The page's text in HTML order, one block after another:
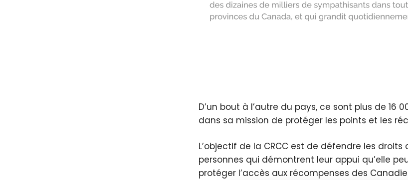
D’un bout à l’autre du pays, ce sont plus de
dans sa mission de protéger les points et les
L’objectif de la CRCC est de défendre les
personnes qui démontrent leur appui qu’elle
protéger l’accès aux récompenses des